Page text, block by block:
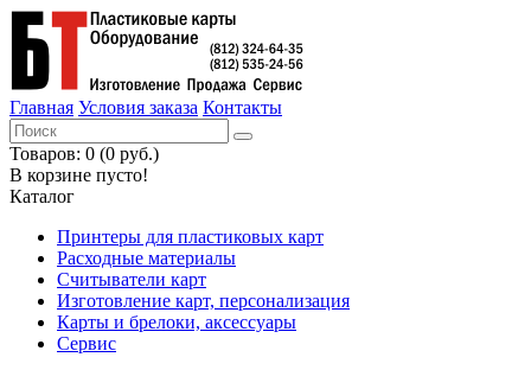
Главная Условия заказа Контакты
Товаров: 0 (0 руб.)
В корзине пусто!
Каталог
Принтеры для пластиковых карт
Расходные материалы
Считыватели карт
Изготовление карт, персонализация
Карты и брелоки, аксессуары
Сервис